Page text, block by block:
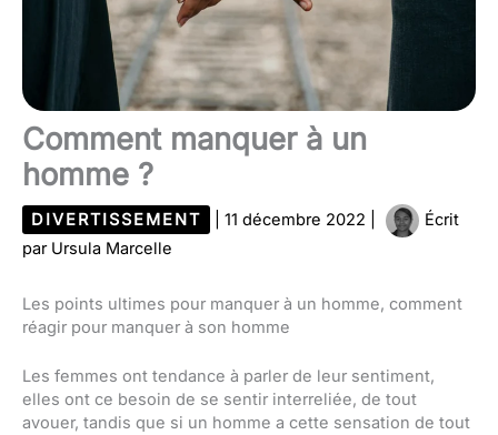
Comment manquer à un
homme ?
DIVERTISSEMENT 11 décembre 2022
Écrit
par Ursula Marcelle
Les points ultimes pour manquer à un homme, comment
réagir pour manquer à son homme
Les femmes ont tendance à parler de leur sentiment,
elles ont ce besoin de se sentir interreliée, de tout
avouer, tandis que si un homme a cette sensation de tout